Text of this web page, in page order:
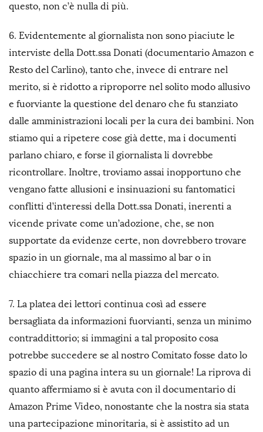
questo, non c’è nulla di più.
6. Evidentemente al giornalista non sono piaciute le
interviste della Dott.ssa Donati (documentario Amazon e
Resto del Carlino), tanto che, invece di entrare nel
merito, si è ridotto a riproporre nel solito modo allusivo
e fuorviante la questione del denaro che fu stanziato
dalle amministrazioni locali per la cura dei bambini. Non
stiamo qui a ripetere cose già dette, ma i documenti
parlano chiaro, e forse il giornalista li dovrebbe
ricontrollare. Inoltre, troviamo assai inopportuno che
vengano fatte allusioni e insinuazioni su fantomatici
conflitti d’interessi della Dott.ssa Donati, inerenti a
vicende private come un’adozione, che, se non
supportate da evidenze certe, non dovrebbero trovare
spazio in un giornale, ma al massimo al bar o in
chiacchiere tra comari nella piazza del mercato.
7. La platea dei lettori continua così ad essere
bersagliata da informazioni fuorvianti, senza un minimo
contraddittorio; si immagini a tal proposito cosa
potrebbe succedere se al nostro Comitato fosse dato lo
spazio di una pagina intera su un giornale! La riprova di
quanto affermiamo si è avuta con il documentario di
Amazon Prime Video, nonostante che la nostra sia stata
una partecipazione minoritaria, si è assistito ad un